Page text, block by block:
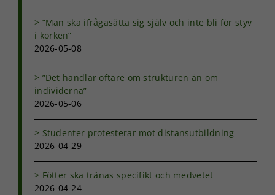
”Man ska ifrågasätta sig själv och inte bli för styv
i korken”
2026-05-08
”Det handlar oftare om strukturen än om
individerna”
2026-05-06
Studenter protesterar mot distansutbildning
2026-04-29
Fötter ska tränas specifikt och medvetet
2026-04-24